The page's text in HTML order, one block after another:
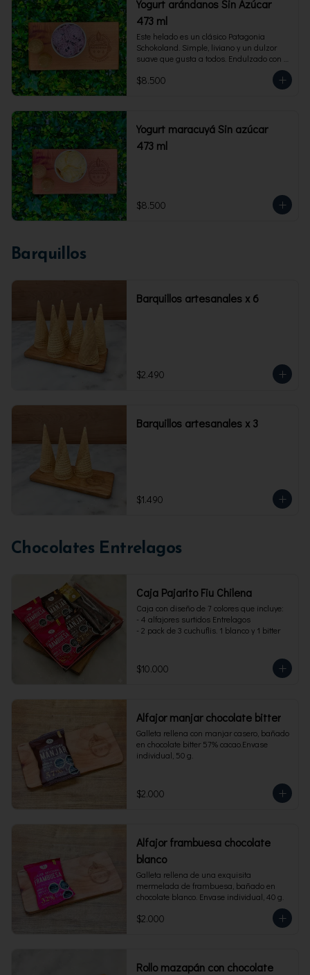
Yogurt arándanos Sin Azúcar
473 ml
Este helado es un clásico Patagonia
Schokoland. Simple, liviano y un dulzor
suave que gusta a todos. Endulzado con
fructosa.Envase familiar 473 ml. Rinde 4
porciones.
$8.500
Yogurt maracuyá Sin azúcar
473 ml
$8.500
Barquillos
Barquillos artesanales x 6
$2.490
Barquillos artesanales x 3
$1.490
Chocolates Entrelagos
Caja Pajarito Fiu Chilena
Caja con diseño de 7 colores que incluye:
- 4 alfajores surtidos Entrelagos
- 2 pack de 3 cuchuflis. 1 blanco y 1 bitter
$10.000
Alfajor manjar chocolate bitter
Galleta rellena con manjar casero, bañado
en chocolate bitter 57% cacao.Envase
individual, 50 g.
$2.000
Alfajor frambuesa chocolate
blanco
Galleta rellena de una exquisita
mermelada de frambuesa, bañado en
chocolate blanco. Envase individual, 40 g.
$2.000
Rollo mazapán con chocolate